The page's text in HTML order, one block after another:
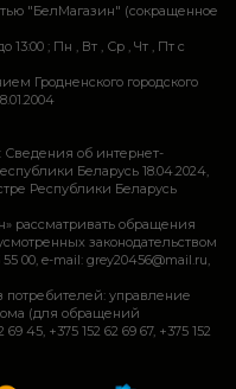
"БелМагазин" (сокращенное
13:00 ; Пн , Вт , Ср , Чт , Пт c
Гродненского городского
Сведения об интернет-
Беларусь 18.04.2024,
Республики Беларусь
рассматривать обращения
законодательством
00, e-mail: grey20456@mail.ru,
управление
(для обращений
45, +375 152 62 69 67, +375 152